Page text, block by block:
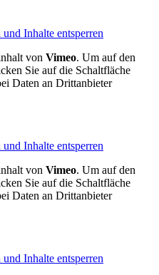
Inhalte entsperren
von Vimeo. Um auf den
Sie auf die Schaltfläche
Daten an Drittanbieter
Inhalte entsperren
von Vimeo. Um auf den
Sie auf die Schaltfläche
Daten an Drittanbieter
Inhalte entsperren